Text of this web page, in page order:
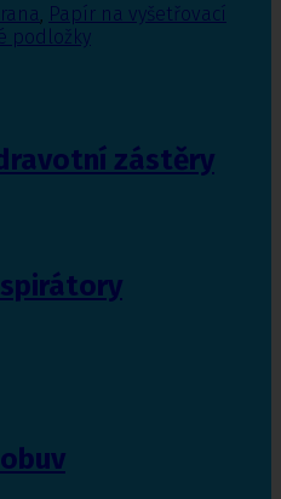
, Papír na vyšetřovací
podložky
zástěry